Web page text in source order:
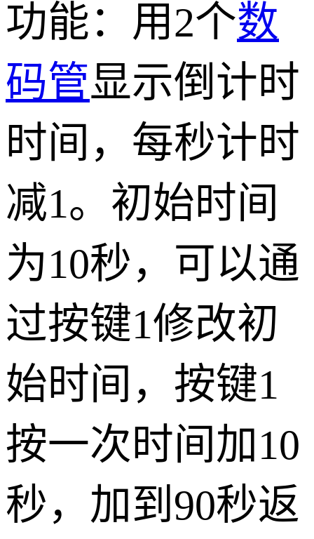
功能：用2个数
码管显示倒计时
时间，每秒计时
减1。初始时间
为10秒，可以通
过按键1修改初
始时间，按键1
按一次时间加10
秒，加到90秒返